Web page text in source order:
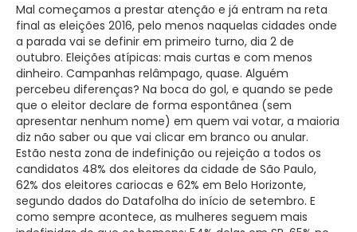
Mal começamos a prestar atenção e já entram na reta
final as eleições 2016, pelo menos naquelas cidades onde
a parada vai se definir em primeiro turno, dia 2 de
outubro. Eleições atípicas: mais curtas e com menos
dinheiro. Campanhas relâmpago, quase. Alguém
percebeu diferenças? Na boca do gol, e quando se pede
que o eleitor declare de forma espontânea (sem
apresentar nenhum nome) em quem vai votar, a maioria
diz não saber ou que vai clicar em branco ou anular.
Estão nesta zona de indefinição ou rejeição a todos os
candidatos 48% dos eleitores da cidade de São Paulo,
62% dos eleitores cariocas e 62% em Belo Horizonte,
segundo dados do Datafolha do início de setembro. E
como sempre acontece, as mulheres seguem mais